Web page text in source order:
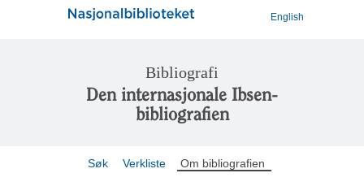
English
Bibliografi
Den internasjonale Ibsen-
bibliografien
Søk Verkliste Om bibliografien